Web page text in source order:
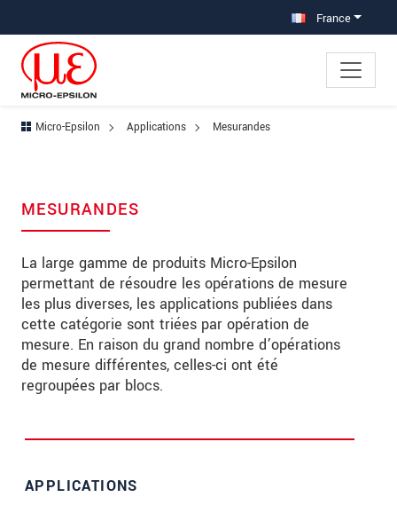
France
Micro-Epsilon Applications Mesurandes
MESURANDES
La large gamme de produits Micro-Epsilon
permettant de résoudre les opérations de mesure
les plus diverses, les applications publiées dans
cette catégorie sont triées par opération de
mesure. En raison du grand nombre d’opérations
de mesure différentes, celles-ci ont été
regroupées par blocs.
APPLICATIONS